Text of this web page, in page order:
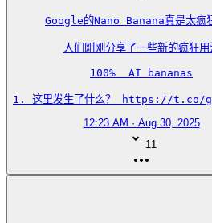
Google的Nano Banana真是太疯
人们刚刚分享了一些新的疯狂用
100%  AI bananas
1. 这里发生了什么？ https://t.co/
12:23 AM · Aug 30, 2025
11